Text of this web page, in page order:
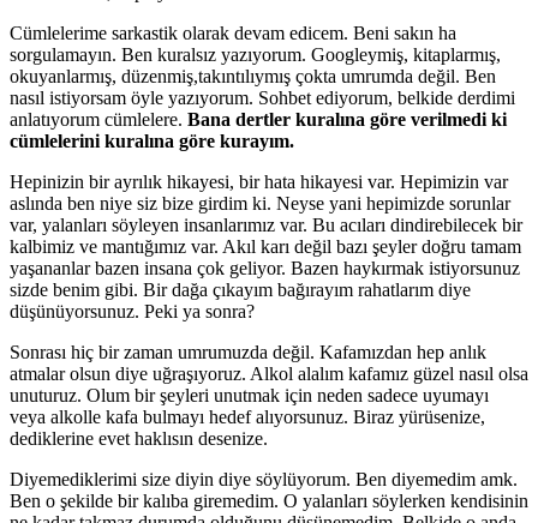
Cümlelerime sarkastik olarak devam edicem. Beni sakın ha
sorgulamayın. Ben kuralsız yazıyorum. Googleymiş, kitaplarmış,
okuyanlarmış, düzenmiş,takıntılıymış çokta umrumda değil. Ben
nasıl istiyorsam öyle yazıyorum. Sohbet ediyorum, belkide derdimi
anlatıyorum cümlelere. Bana dertler kuralına göre verilmedi ki
cümlelerini kuralına göre kurayım.
Hepinizin bir ayrılık hikayesi, bir hata hikayesi var. Hepimizin var
aslında ben niye siz bize girdim ki. Neyse yani hepimizde sorunlar
var, yalanları söyleyen insanlarımız var. Bu acıları dindirebilecek bir
kalbimiz ve mantığımız var. Akıl karı değil bazı şeyler doğru tamam
yaşananlar bazen insana çok geliyor. Bazen haykırmak istiyorsunuz
sizde benim gibi. Bir dağa çıkayım bağırayım rahatlarım diye
düşünüyorsunuz. Peki ya sonra?
Sonrası hiç bir zaman umrumuzda değil. Kafamızdan hep anlık
atmalar olsun diye uğraşıyoruz. Alkol alalım kafamız güzel nasıl olsa
unuturuz. Olum bir şeyleri unutmak için neden sadece uyumayı
veya alkolle kafa bulmayı hedef alıyorsunuz. Biraz yürüsenize,
dediklerine evet haklısın desenize.
Diyemediklerimi size diyin diye söylüyorum. Ben diyemedim amk.
Ben o şekilde bir kalıba giremedim. O yalanları söylerken kendisinin